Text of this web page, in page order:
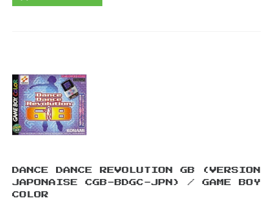
DANCE DANCE REVOLUTION GB (VERSION
JAPONAISE CGB-BDGC-JPN) / GAME BOY
COLOR